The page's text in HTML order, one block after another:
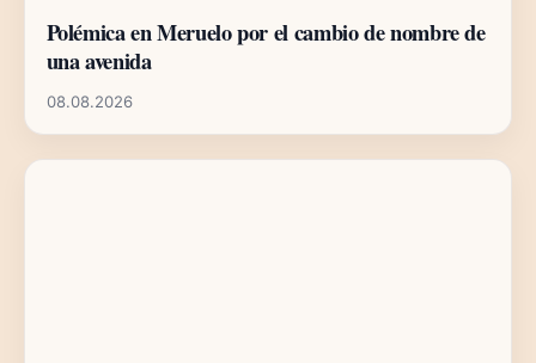
Polémica en Meruelo por el cambio de nombre de
una avenida
08.08.2026